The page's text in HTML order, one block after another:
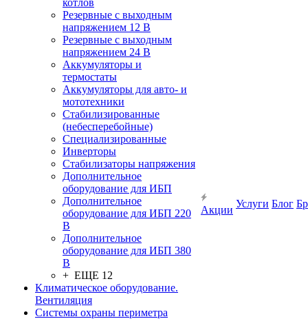
котлов
Резервные с выходным
напряжением 12 В
Резервные с выходным
напряжением 24 В
Аккумуляторы и
термостаты
Аккумуляторы для авто- и
мототехники
Стабилизированные
(небесперебойные)
Специализированные
Инверторы
Стабилизаторы напряжения
Дополнительное
оборудование для ИБП
Дополнительное
оборудование для ИБП 220
В
Дополнительное
оборудование для ИБП 380
В
+ ЕЩЕ 12
Климатическое оборудование.
Вентиляция
Системы охраны периметра
Акции
Услуги Блог